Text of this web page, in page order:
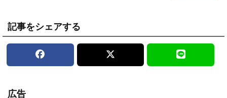
記事をシェアする
広告